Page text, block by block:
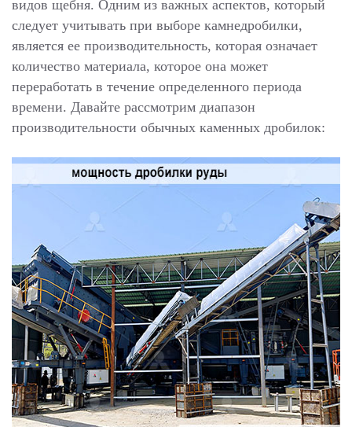
видов щебня. Одним из важных аспектов, который
следует учитывать при выборе камнедробилки,
является ее производительность, которая означает
количество материала, которое она может
переработать в течение определенного периода
времени. Давайте рассмотрим диапазон
производительности обычных каменных дробилок: